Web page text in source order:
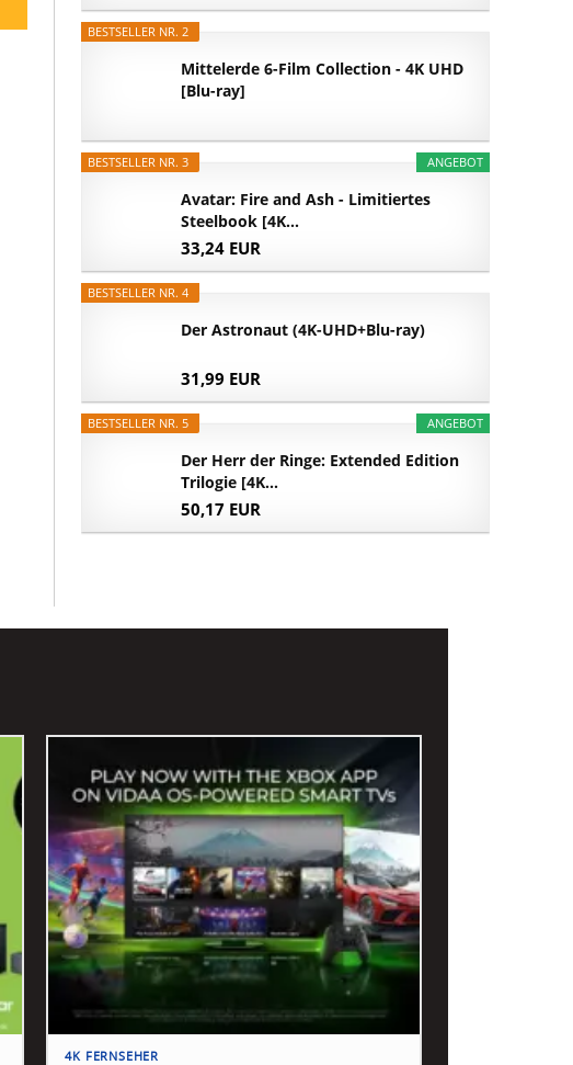
BESTSELLER NR. 2
Mittelerde 6-Film Collection - 4K UHD
[Blu-ray]
ANGEBOT
BESTSELLER NR. 3
Avatar: Fire and Ash - Limitiertes
Steelbook [4K...
33,24 EUR
BESTSELLER NR. 4
Der Astronaut (4K-UHD+Blu-ray)
31,99 EUR
ANGEBOT
BESTSELLER NR. 5
Der Herr der Ringe: Extended Edition
Trilogie [4K...
50,17 EUR
4K FERNSEHER